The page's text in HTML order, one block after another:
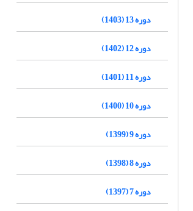
دوره 13 (1403)
دوره 12 (1402)
دوره 11 (1401)
دوره 10 (1400)
دوره 9 (1399)
دوره 8 (1398)
دوره 7 (1397)